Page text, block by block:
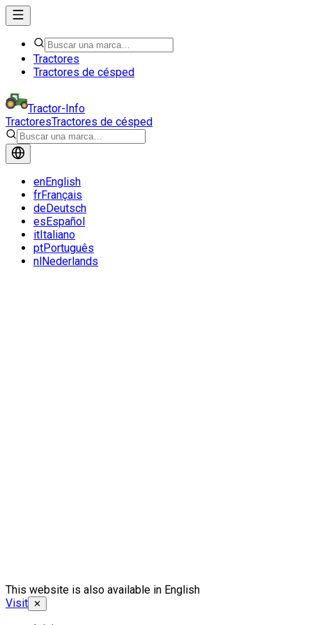
Tractores
Tractores de césped
Tractor-Info
TractoresTractores de césped
enEnglish
frFrançais
deDeutsch
esEspañol
itItaliano
ptPortuguês
nlNederlands
This website is also available in English
Visit ✕